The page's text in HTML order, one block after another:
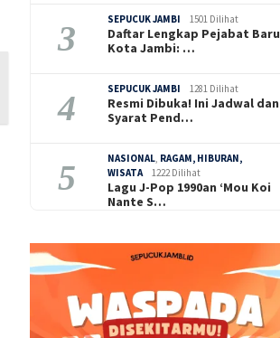
3 SEPUCUK JAMBI 1501 Dilihat
Daftar Lengkap Pejabat Baru
Kota Jambi: …
4 SEPUCUK JAMBI 1281 Dilihat
Resmi Dibuka! Ini Jadwal dan
Syarat Pend…
5 NASIONAL RAGAM, HIBURAN,
WISATA
1222 Dilihat
Lagu J-Pop 1990an ‘Mou Koi
Nante S…